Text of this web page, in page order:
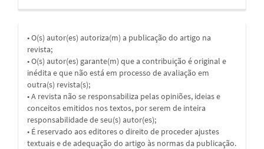
• O(s) autor(es) autoriza(m) a publicação do artigo na
revista;
• O(s) autor(es) garante(m) que a contribuição é original e
inédita e que não está em processo de avaliação em
outra(s) revista(s);
• A revista não se responsabiliza pelas opiniões, ideias e
conceitos emitidos nos textos, por serem de inteira
responsabilidade de seu(s) autor(es);
• É reservado aos editores o direito de proceder ajustes
textuais e de adequação do artigo às normas da publicação.